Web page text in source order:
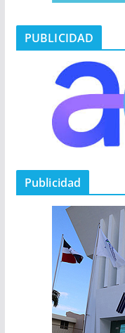
PUBLICIDAD
Publicidad